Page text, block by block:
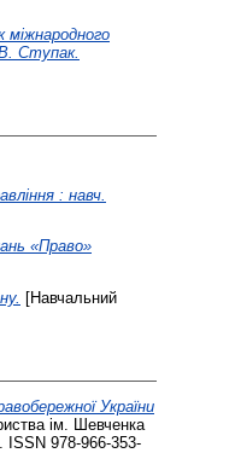
міжнародного
Ступак.
: навч.
«Право»
[Навчальний
України
ім. Шевченка
ISSN 978-966-353-